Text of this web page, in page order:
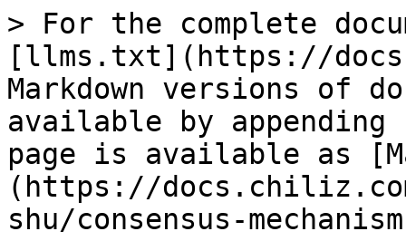
> For the complete
[llms.txt](https://
Markdown versions of
available by
page is available as
(https://
shu/consensus-